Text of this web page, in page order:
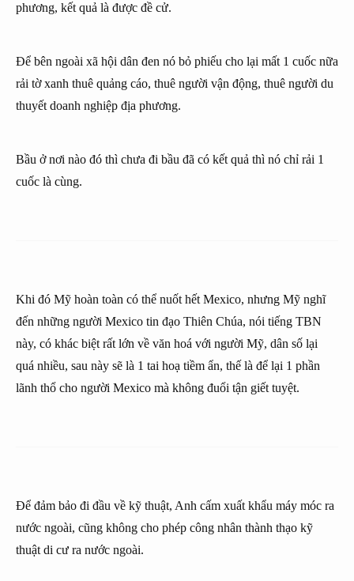
phương, kết quả là được đề cử.
Để bên ngoài xã hội dân đen nó bỏ phiếu cho lại mất 1 cuốc nữa
rải tờ xanh thuê quảng cáo, thuê người vận động, thuê người du
thuyết doanh nghiệp địa phương.
Bầu ở nơi nào đó thì chưa đi bầu đã có kết quả thì nó chỉ rải 1
cuốc là cùng.
Khi đó Mỹ hoàn toàn có thể nuốt hết Mexico, nhưng Mỹ nghĩ
đến những người Mexico tin đạo Thiên Chúa, nói tiếng TBN
này, có khác biệt rất lớn về văn hoá với người Mỹ, dân số lại
quá nhiều, sau này sẽ là 1 tai hoạ tiềm ẩn, thế là để lại 1 phần
lãnh thổ cho người Mexico mà không đuổi tận giết tuyệt.
Để đảm bảo đi đầu về kỹ thuật, Anh cấm xuất khẩu máy móc ra
nước ngoài, cũng không cho phép công nhân thành thạo kỹ
thuật di cư ra nước ngoài.